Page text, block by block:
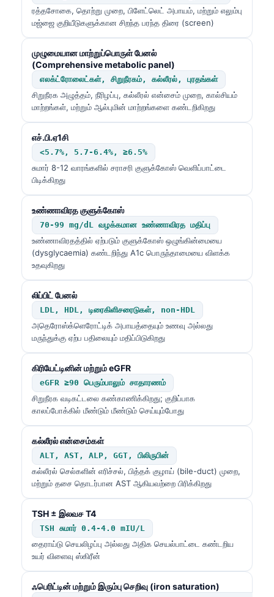
ரத்தசோகை, தொற்று முறை, பிளேட்லெட் அபாயம், மற்றும் எலும்பு
மஜ்ஜை குறியீடுகளுக்கான சிறந்த பரந்த திரை (screen)
முழுமையான மாற்றுப்பொருள் பேனல்
(Comprehensive metabolic panel)
எலக்ட்ரோலைட்கள், சிறுநீரகம், கல்லீரல், புரதங்கள்
சிறுநீரக அழுத்தம், நீரிழப்பு, கல்லீரல் என்சைம் முறை, கால்சியம்
மாற்றங்கள், மற்றும் ஆல்புமின் மாற்றங்களை கண்டறிகிறது
எச்.பி.ஏ1சி
<5.7%, 5.7-6.4%, ≥6.5%
சுமார் 8-12 வாரங்களில் சராசரி குளுக்கோஸ் வெளிப்பாட்டை
பிடிக்கிறது
உண்ணாவிரத குளுக்கோஸ்
70-99 mg/dL வழக்கமான உண்ணாவிரத மதிப்பு
உண்ணாவிரதத்தில் ஏற்படும் குளுக்கோஸ் ஒழுங்கின்மையை
(dysglycaemia) கண்டறிந்து A1c பொருந்தாமையை விளக்க
உதவுகிறது
லிப்பிட் பேனல்
LDL, HDL, டிரைகிளிசரைடுகள், non-HDL
அதெரோஸ்க்ளெரோட்டிக் அபாயத்தையும் உணவு அல்லது
மருந்துக்கு ஏற்ப பதிலையும் மதிப்பிடுகிறது
கிரியேட்டினின் மற்றும் eGFR
eGFR ≥90 பெரும்பாலும் சாதாரணம்
சிறுநீரக வடிகட்டலை கண்காணிக்கிறது; குறிப்பாக
காலப்போக்கில் மீண்டும் மீண்டும் செய்யும்போது
கல்லீரல் என்சைம்கள்
ALT, AST, ALP, GGT, பிலிருபின்
கல்லீரல் செல்களின் எரிச்சல், பித்தக் குழாய் (bile-duct) முறை,
மற்றும் தசை தொடர்பான AST ஆகியவற்றை பிரிக்கிறது
TSH ± இலவச T4
TSH சுமார் 0.4-4.0 mIU/L
தைராய்டு செயலிழப்பு அல்லது அதிக செயல்பாட்டை கண்டறிய
உயர் விளைவு ஸ்கிரீன்
ஃபெரிட்டின் மற்றும் இரும்பு செறிவு (iron saturation)